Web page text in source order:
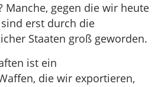
Manche, gegen die wir heute
erst durch die
Staaten groß geworden.
ist ein
die wir exportieren,